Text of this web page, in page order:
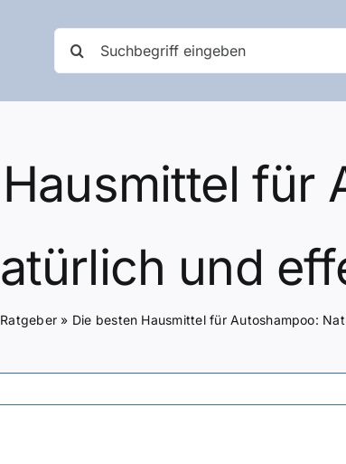
nach:
für
und
Ratgeber » Die besten Hausmittel für Autoshampoo: